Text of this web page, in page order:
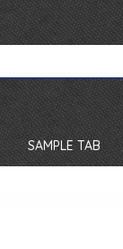
SAMPLE TAB